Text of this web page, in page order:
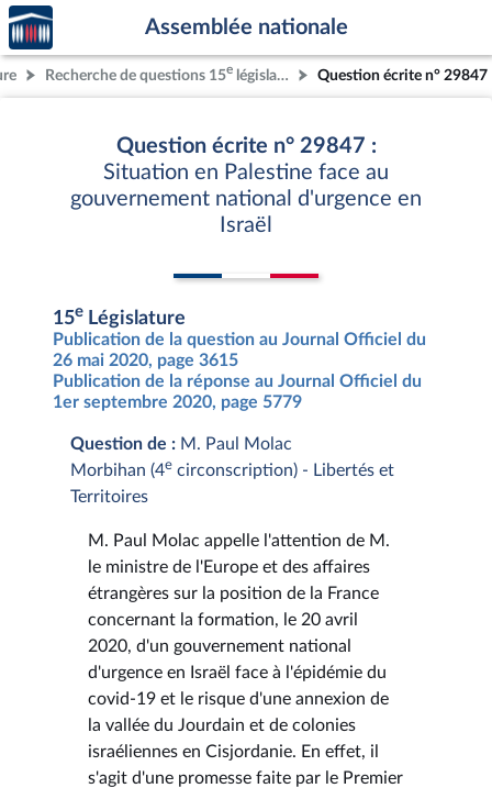
Aller au contenu
Aller en bas de la page
Accèder
à la
page
d'accueil
Assemblée nationale
Recherche de questions 15e législature Question écrite n° 29847
Question écrite n° 29847 :
Situation en Palestine face au
gouvernement national d'urgence en
Israël
15e Législature
Publication de la question au Journal Officiel du
26 mai 2020, page 3615
Publication de la réponse au Journal Officiel du
1er septembre 2020, page 5779
Question de : M. Paul Molac
Morbihan (4e circonscription) - Libertés et
Territoires
M. Paul Molac appelle l'attention de M.
le ministre de l'Europe et des affaires
étrangères sur la position de la France
concernant la formation, le 20 avril
2020, d'un gouvernement national
d'urgence en Israël face à l'épidémie du
covid-19 et le risque d'une annexion de
la vallée du Jourdain et de colonies
israéliennes en Cisjordanie. En effet, il
s'agit d'une promesse faite par le Premier